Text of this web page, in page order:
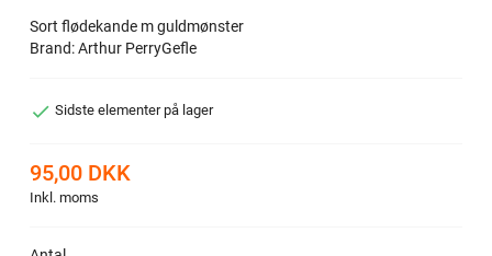
Sort flødekande m guldmønster
Brand: Arthur PerryGefle
 Sidste elementer på lager
95,00 DKK
Inkl. moms